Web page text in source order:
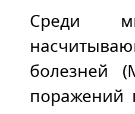
Среди
болезней
поражений